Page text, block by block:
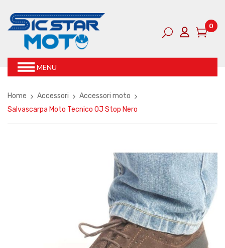
0
MENU
Home Accessori
Accessori moto
Salvascarpa Moto Tecnico OJ Stop Nero